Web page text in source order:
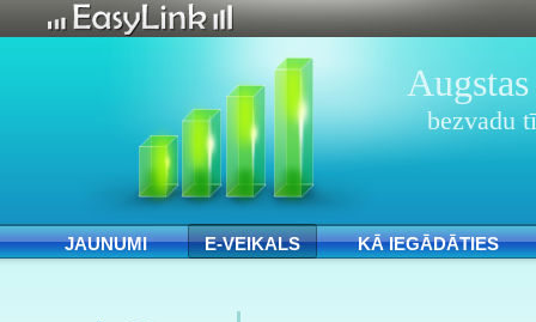
bezvadu
JAUNUMI E-VEIKALS KĀ IEGĀDĀTIES